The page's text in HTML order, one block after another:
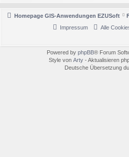
Homepage GIS-Anwendungen EZUSoft
Alle
Impressum
Powered by phpBB® Forum
Style von Arty - Aktualisieren
Deutsche Übersetzung